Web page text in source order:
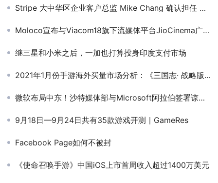
Stripe 大中华区企业客户总监 Mike Chang 确认担任 GICC2025丨第六届全球互联网产业CEO大会游戏峰会演讲嘉宾&圆桌嘉宾！
Moloco宣布与Viacom18旗下流媒体平台JioCinema广告服务达成多年战略合作
继三星和小米之后，一加也打算投身印度支付市场
2021年1月份手游海外买量市场分析：《三国志· 战略版》、《忍者必须死》等经典手游新年强势买量
微软布局中东！沙特媒体部与Microsoft阿拉伯签署谅解备忘录
9月18日—9月24日共有35款游戏开测｜GameRes
Facebook Page如何不被封
《使命召唤手游》中国iOS上市首周收入超过1400万美元